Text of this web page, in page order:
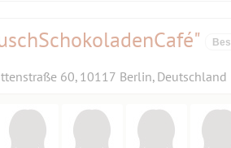
60, 10117 Berlin, Deutschland